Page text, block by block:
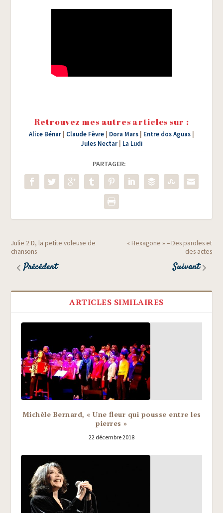
Retrouvez mes autres articles sur :
Alice Bénar Claude Fèvre Dora Mars Entre dos Aguas
Jules Nectar| La Ludi
PARTAGER:
Julie 2 D, la petite voleuse de
chansons
Précédent
« Hexagone » – Des paroles et
des actes
Suivant
ARTICLES SIMILAIRES
Michèle Bernard, « Une fleur qui pousse entre les
pierres »
22 décembre 2018